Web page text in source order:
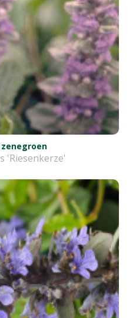
'Riesenkerze'